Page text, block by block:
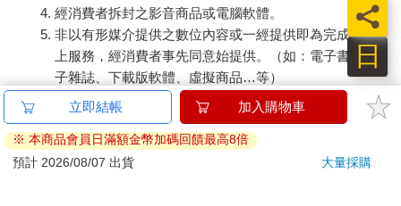
經消費者拆封之影音商品或電腦軟體。
非以有形媒介提供之數位內容或一經提供即為完成之線
上服務，經消費者事先同意始提供。（如：電子書、電
子雜誌、下載版軟體、虛擬商品…等）
已拆封之個人衛生用品。（如：內衣褲、刮鬍刀、除毛
刀…等）
若非上列種類商品，均享有到貨7天的猶豫期（含例假
日）。
立即結帳 加入購物車
※ 本商品會員日滿額金幣加碼回饋最高8倍
預計 2026/08/07 出貨
大量採購
日
員